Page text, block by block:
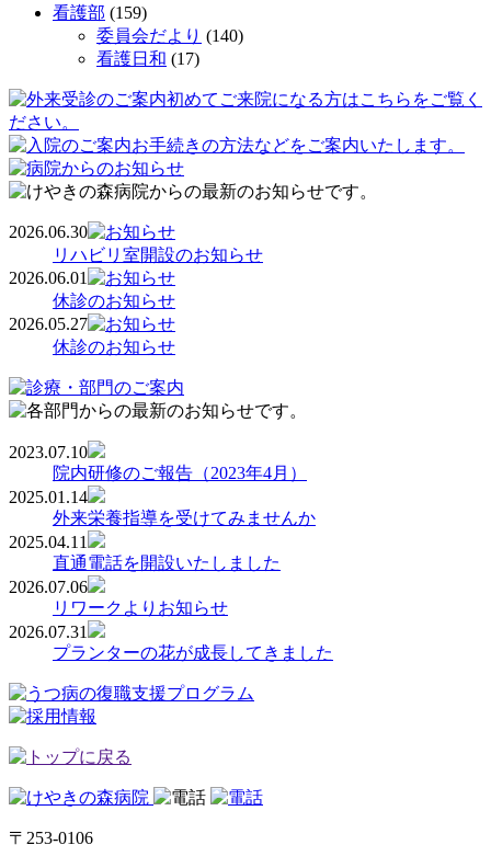
看護部 (159)
委員会だより (140)
看護日和 (17)
2026.06.30
リハビリ室開設のお知らせ
2026.06.01
休診のお知らせ
2026.05.27
休診のお知らせ
2023.07.10
院内研修のご報告（2023年4月）
2025.01.14
外来栄養指導を受けてみませんか
2025.04.11
直通電話を開設いたしました
2026.07.06
リワークよりお知らせ
2026.07.31
プランターの花が成長してきました
〒253-0106